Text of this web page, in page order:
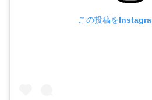
この投稿を